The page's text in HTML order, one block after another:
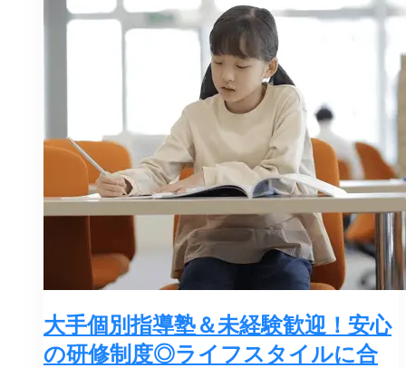
大手個別指導塾＆未経験歓迎！安心
の研修制度◎ライフスタイルに合